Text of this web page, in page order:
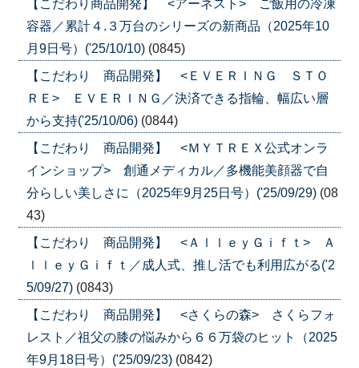
【こだわり商品開発】 <アーネスト> ご飯用の冷凍
容器／累計４.３万台のシリーズの新商品（2025年10
月9日号）('25/10/10) (0845)
【こだわり 商品開発】 <ＥＶＥＲＩＮＧ ＳＴＯ
ＲＥ> ＥＶＥＲＩＮＧ／決済できる指輪、幅広い層
から支持('25/10/06) (0844)
【こだわり 商品開発】 <ＭＹＴＲＥＸ公式オンラ
インショップ> 創通メディカル／多機能美顔器で自
分らしい美しさに（2025年9月25日号）('25/09/29) (08
43)
【こだわり 商品開発】 <ＡｌｌｅｙＧｉｆｔ> Ａ
ｌｌｅｙＧｉｆｔ／成人式、推し活でも利用広がる('2
5/09/27) (0843)
【こだわり 商品開発】 <さくらの森> さくらフォ
レスト／祖父の膝の悩みから６６万袋のヒット（2025
年9月18日号）('25/09/23) (0842)